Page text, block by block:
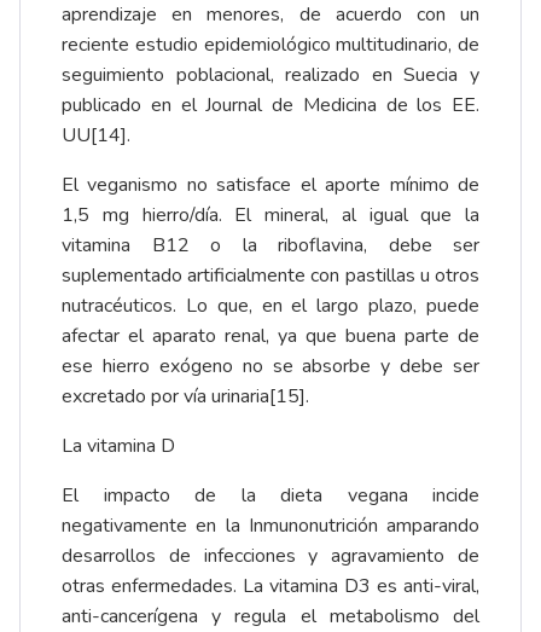
aprendizaje en menores, de acuerdo con un
reciente estudio epidemiológico multitudinario, de
seguimiento poblacional, realizado en Suecia y
publicado en el Journal de Medicina de los EE.
UU[14].
El veganismo no satisface el aporte mínimo de
1,5 mg hierro/día. El mineral, al igual que la
vitamina B12 o la riboflavina, debe ser
suplementado artificialmente con pastillas u otros
nutracéuticos. Lo que, en el largo plazo, puede
afectar el aparato renal, ya que buena parte de
ese hierro exógeno no se absorbe y debe ser
excretado por vía urinaria[15].
La vitamina D
El impacto de la dieta vegana incide
negativamente en la Inmunonutrición amparando
desarrollos de infecciones y agravamiento de
otras enfermedades. La vitamina D3 es anti-viral,
anti-cancerígena y regula el metabolismo del